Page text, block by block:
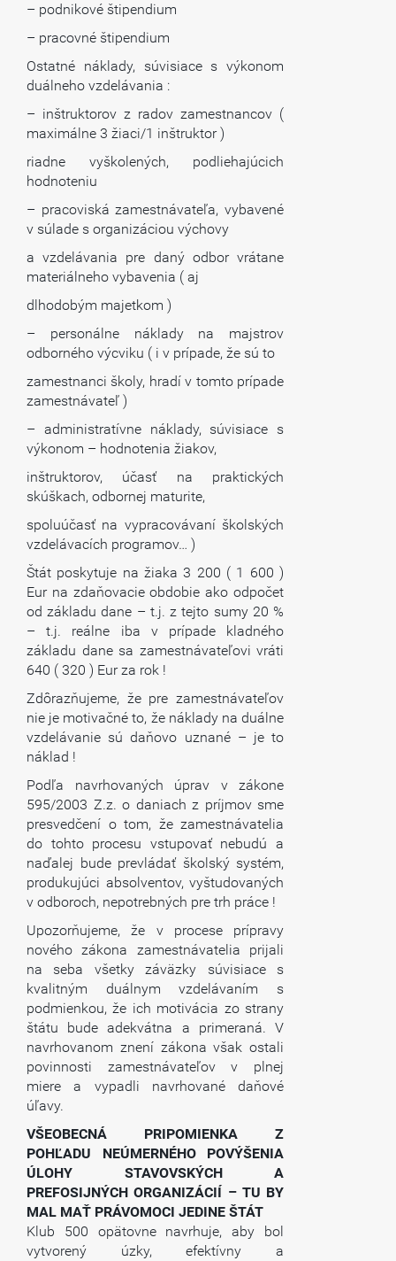
– podnikové štipendium
– pracovné štipendium
Ostatné náklady, súvisiace s výkonom
duálneho vzdelávania :
– inštruktorov z radov zamestnancov (
maximálne 3 žiaci/1 inštruktor )
riadne vyškolených, podliehajúcich
hodnoteniu
– pracoviská zamestnávateľa, vybavené
v súlade s organizáciou výchovy
a vzdelávania pre daný odbor vrátane
materiálneho vybavenia ( aj
dlhodobým majetkom )
– personálne náklady na majstrov
odborného výcviku ( i v prípade, že sú to
zamestnanci školy, hradí v tomto prípade
zamestnávateľ )
– administratívne náklady, súvisiace s
výkonom – hodnotenia žiakov,
inštruktorov, účasť na praktických
skúškach, odbornej maturite,
spoluúčasť na vypracovávaní školských
vzdelávacích programov… )
Štát poskytuje na žiaka 3 200 ( 1 600 )
Eur na zdaňovacie obdobie ako odpočet
od základu dane – t.j. z tejto sumy 20 %
– t.j. reálne iba v prípade kladného
základu dane sa zamestnávateľovi vráti
640 ( 320 ) Eur za rok !
Zdôrazňujeme, že pre zamestnávateľov
nie je motivačné to, že náklady na duálne
vzdelávanie sú daňovo uznané – je to
náklad !
Podľa navrhovaných úprav v zákone
595/2003 Z.z. o daniach z príjmov sme
presvedčení o tom, že zamestnávatelia
do tohto procesu vstupovať nebudú a
naďalej bude prevládať školský systém,
produkujúci absolventov, vyštudovaných
v odboroch, nepotrebných pre trh práce !
Upozorňujeme, že v procese prípravy
nového zákona zamestnávatelia prijali
na seba všetky záväzky súvisiace s
kvalitným duálnym vzdelávaním s
podmienkou, že ich motivácia zo strany
štátu bude adekvátna a primeraná. V
navrhovanom znení zákona však ostali
povinnosti zamestnávateľov v plnej
miere a vypadli navrhované daňové
úľavy.
VŠEOBECNÁ PRIPOMIENKA Z
POHĽADU NEÚMERNÉHO POVÝŠENIA
ÚLOHY STAVOVSKÝCH A
PREFOSIJNÝCH ORGANIZÁCIÍ – TU BY
MAL MAŤ PRÁVOMOCI JEDINE ŠTÁT
Klub 500 opätovne navrhuje, aby bol
vytvorený úzky, efektívny a